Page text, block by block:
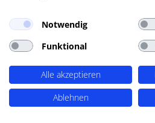
SEO-Agentur
PERIMETRIK®!
PERIMETRIK® hat eine
Methode entwickelt, die alle
abdeckt: Recherche und
Notwendig
Funktional
Alle akzeptieren
Ablehnen